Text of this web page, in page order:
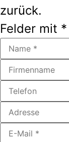
zurück.
Felder mit